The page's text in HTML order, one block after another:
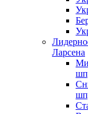
Ларсена